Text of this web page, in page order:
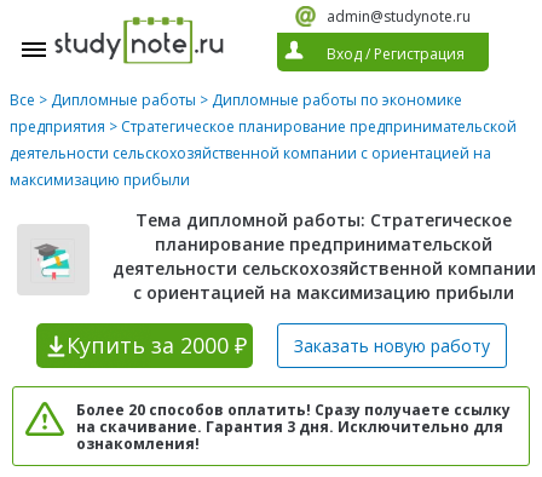
admin@studynote.ru
Вход/ Регистрация
Все > Дипломные работы > Дипломные работы по экономике
предприятия > Стратегическое планирование предпринимательской
деятельности сельскохозяйственной компании с ориентацией на
максимизацию прибыли
Тема дипломной работы: Стратегическое
планирование предпринимательской
деятельности сельскохозяйственной компании
с ориентацией на максимизацию прибыли
Купить за 2000 ₽ Заказать новую работу
Более 20 способов оплатить! Сразу получаете ссылку
на скачивание. Гарантия 3 дня. Исключительно для
ознакомления!